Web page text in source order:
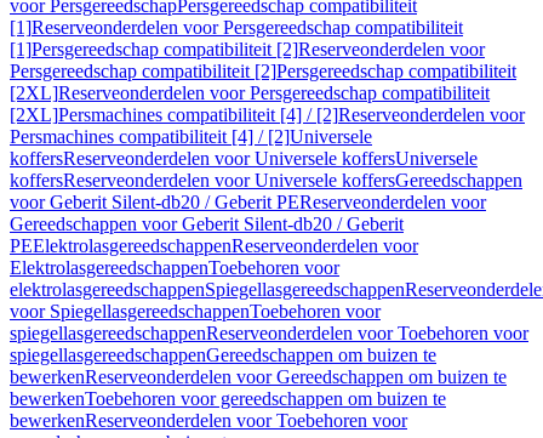
voor PersgereedschapPersgereedschap compatibiliteit
[1]Reserveonderdelen voor Persgereedschap compatibiliteit
[1]Persgereedschap compatibiliteit [2]Reserveonderdelen voor
Persgereedschap compatibiliteit [2]Persgereedschap compatibiliteit
[2XL]Reserveonderdelen voor Persgereedschap compatibiliteit
[2XL]Persmachines compatibiliteit [4] / [2]Reserveonderdelen voor
Persmachines compatibiliteit [4] / [2]Universele
koffersReserveonderdelen voor Universele koffersUniversele
koffersReserveonderdelen voor Universele koffersGereedschappen
voor Geberit Silent-db20 / Geberit PEReserveonderdelen voor
Gereedschappen voor Geberit Silent-db20 / Geberit
PEElektrolasgereedschappenReserveonderdelen voor
ElektrolasgereedschappenToebehoren voor
elektrolasgereedschappenSpiegellasgereedschappen
voor SpiegellasgereedschappenToebehoren voor
spiegellasgereedschappenReserveonderdelen voor Toebehoren voor
spiegellasgereedschappenGereedschappen om buizen te
bewerkenReserveonderdelen voor Gereedschappen om buizen te
bewerkenToebehoren voor gereedschappen om buizen te
bewerkenReserveonderdelen voor Toebehoren voor